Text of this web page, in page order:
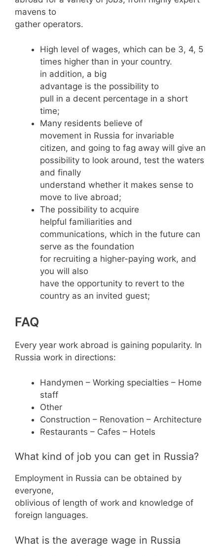
mavens to
gather operators.
High level of wages, which can be 3, 4, 5
times higher than in your country.
in addition, a big
advantage is the possibility to
pull in a decent percentage in a short
time;
Many residents believe of
movement in Russia for invariable
citizen, and going to fag away will give an
possibility to look around, test the waters
and finally
understand whether it makes sense to
move to live abroad;
The possibility to acquire
helpful familiarities and
communications, which in the future can
serve as the foundation
for recruiting a higher-paying work, and
you will also
have the opportunity to revert to the
country as an invited guest;
FAQ
Every year work abroad is gaining popularity. In
Russia work in directions:
Handymen – Working specialties – Home
staff
Other
Construction – Renovation – Architecture
Restaurants – Cafes – Hotels
What kind of job you can get in Russia?
Employment in Russia can be obtained by
everyone,
oblivious of length of work and knowledge of
foreign languages.
What is the average wage in Russia